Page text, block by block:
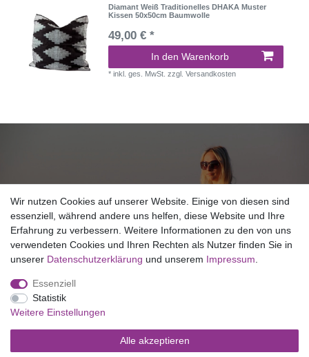
Diamant Weiß Traditionelles DHAKA Muster
Kissen 50x50cm Baumwolle
49,00 € *
In den Warenkorb
*inkl. ges. MwSt. zzgl.Versandkosten
NEWSLETTER ANMELDUNG
Copyright © 2026 SHAKTI MILAN NEPAL
Widerrufs­recht Widerrufs­formular Impressum
Daten­schutz­
erklärung
AGB
Wir nutzen Cookies auf unserer Website. Einige von diesen sind
essenziell, während andere uns helfen, diese Website und Ihre
Erfahrung zu verbessern. Weitere Informationen zu den von uns
verwendeten Cookies und Ihren Rechten als Nutzer finden Sie in
unserer Daten­schutz­erklärung und unserem Impressum
Essenziell
Statistik
Weitere Einstellungen
Alle akzeptieren